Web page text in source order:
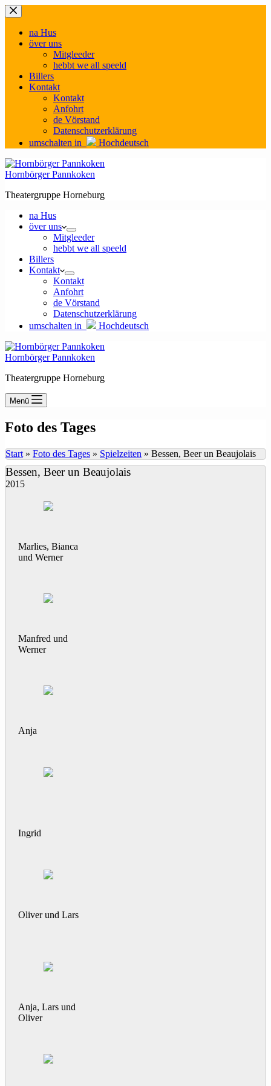
Zum
Inhalt
springenna Hus
över uns
Mitgleeder
hebbt we all speeld
Billers
Kontakt
Kontakt
Anfohrt
de Vörstand
Datenschutzerklärung
umschalten in
Hochdeutsch
Hornbörger Pannkoken
Theatergruppe Horneburg
na Hus
över uns
Mitgleeder
hebbt we all speeld
Billers
Kontakt
Kontakt
Anfohrt
de Vörstand
Datenschutzerklärung
umschalten in
Hochdeutsch
Hornbörger Pannkoken
Theatergruppe Horneburg
Menü
Foto des Tages
Start » Foto des Tages » Spielzeiten » Bessen, Beer un Beaujolais
Bessen, Beer un Beaujolais
2015
Marlies, Bianca
und Werner
Manfred und
Werner
Anja
Ingrid
Oliver und Lars
Anja, Lars und
Oliver